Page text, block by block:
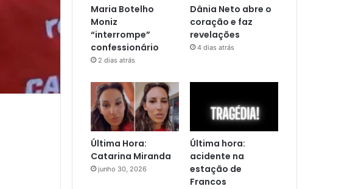
Maria Botelho
Moniz
“interrompe”
confessionário
2 dias atrás
Dânia Neto abre o
coração e faz
revelações
4 dias atrás
Última Hora:
Catarina Miranda
junho 30, 2026
Última hora:
acidente na
estação de
Francos